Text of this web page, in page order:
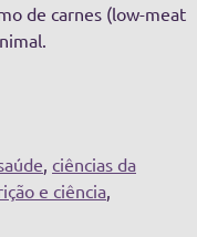
de carnes (low-meat
, ciências da
e ciência,